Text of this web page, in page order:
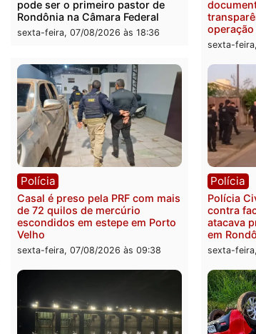
Política
Eleições 2026: Pastor Evanildo
pode ser o primeiro pastor de
Rondônia na Câmara Federal
sexta-feira, 07/08/2026 às 18:36